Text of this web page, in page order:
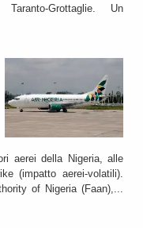
Grottaglie. Un
aerei della Nigeria, alle
(impatto aerei-volatili).
of Nigeria (Faan),...